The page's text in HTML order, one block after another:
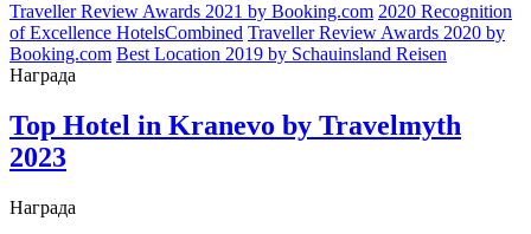
Traveller Review Awards 2021 by Booking.com 2020 Recognition
of Excellence HotelsCombined Traveller Review Awards 2020 by
Booking.com Best Location 2019 by Schauinsland Reisen
Награда
Top Hotel in Kranevo by Travelmyth
2023
Награда